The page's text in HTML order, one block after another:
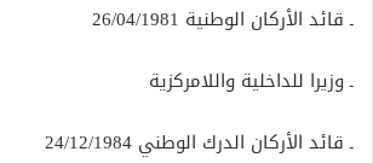
ـ قائد الأركان الوطنية 26/04/1981
ـ وزيرا للداخلية واللامركزية
ـ قائد الأركان الدرك الوطني 24/12/1984